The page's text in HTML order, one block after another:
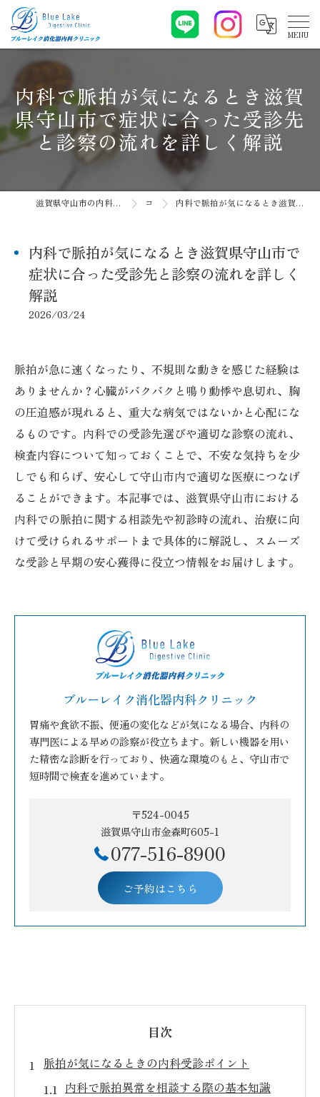
内科で脈拍が気になるとき滋賀
県守山市で症状に合った受診先
と診察の流れを詳しく解説
滋賀県守山市の内科ならブルーレイク消化器内科クリニック コラム 内科で脈拍が気になるとき滋賀県守山市で症状に合った受診先と診察の流れを詳しく解説
内科で脈拍が気になるとき滋賀県守山市で
症状に合った受診先と診察の流れを詳しく
解説
2026/03/24
脈拍が急に速くなったり、不規則な動きを感じた経験は
ありませんか？心臓がバクバクと鳴り動悸や息切れ、胸
の圧迫感が現れると、重大な病気ではないかと心配にな
るものです。内科での受診先選びや適切な診察の流れ、
検査内容について知っておくことで、不安な気持ちを少
しでも和らげ、安心して守山市内で適切な医療につなげ
ることができます。本記事では、滋賀県守山市における
内科での脈拍に関する相談先や初診時の流れ、治療に向
けて受けられるサポートまで具体的に解説し、スムーズ
な受診と早期の安心獲得に役立つ情報をお届けします。
ブルーレイク消化器内科クリニック
胃痛や食欲不振、便通の変化などが気になる場合、内科の
専門医による早めの診察が役立ちます。新しい機器を用い
た精密な診断を行っており、快適な環境のもと、守山市で
短時間で検査を進めています。
〒524-0045
滋賀県守山市金森町605-1
077-516-8900
ご予約はこちら
目次
脈拍が気になるときの内科受診ポイント
内科で脈拍異常を相談する際の基本知識